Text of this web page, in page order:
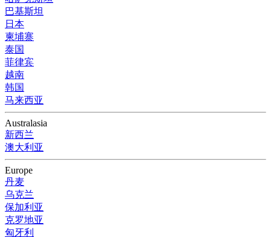
巴基斯坦
日本
柬埔寨
泰国
菲律宾
越南
韩国
马来西亚
Australasia
新西兰
澳大利亚
Europe
丹麦
乌克兰
保加利亚
克罗地亚
匈牙利